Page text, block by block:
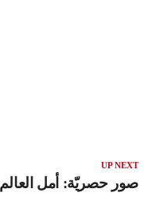
UP NEXT
صور حصريّة: أمل العالم